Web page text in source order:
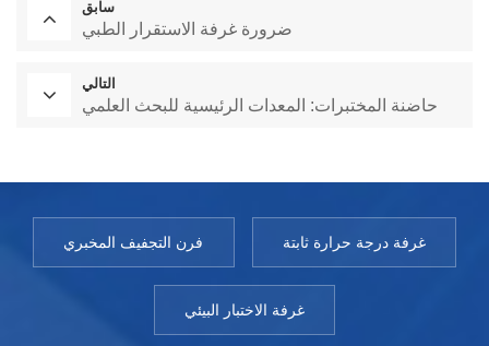
سابق
ضرورة غرفة الاستقرار الطبي
التالي
حاضنة المختبرات: المعدات الرئيسية للبحث العلمي
فرن التجفيف المخبري غرفة درجة حرارة ثابتة
غرفة الاختبار البيئي